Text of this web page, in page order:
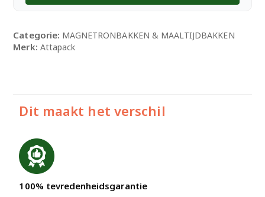
500CC
Categorie: MAGNETRONBAKKEN & MAALTIJDBAKKEN
Merk: Attapack
Dit maakt het verschil
100% tevredenheidsgarantie